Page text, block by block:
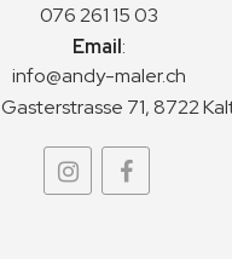
076 261 15 03
Email:
info@andy-maler.ch
Gasterstrasse 71, 8722